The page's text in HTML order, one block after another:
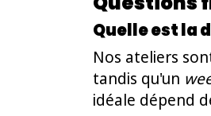
Quelle est la
Nos ateliers
tandis qu'un
idéale dépend